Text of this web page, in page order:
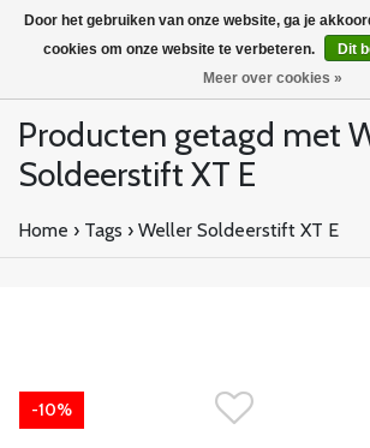
Producten getagd met
Soldeerstift XT E
Home › Tags › Weller Soldeerstift XT E
-10%
Door het gebruiken van onze website, ga je
cookies om onze website te verbeteren.
Dit
Meer over cookies »